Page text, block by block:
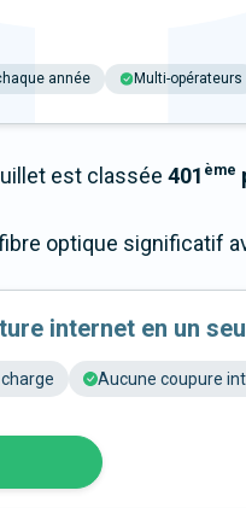
année Multi-opérateurs
est classée 401 ème
optique significatif
internet en un
Aucune coupure